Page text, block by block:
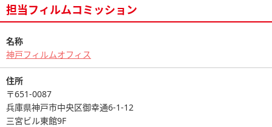
担当フィルムコミッション
名称
神戸フィルムオフィス
住所
〒651-0087
兵庫県神戸市中央区御幸通6-1-12
三宮ビル東館9F